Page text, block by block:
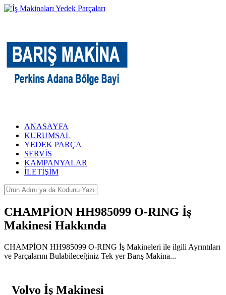
ANASAYFA
KURUMSAL
YEDEK PARÇA
SERVİS
KAMPANYALAR
İLETİŞİM
CHAMPİON HH985099 O-RING İş
Makinesi Hakkında
CHAMPİON HH985099 O-RING İş Makineleri ile ilgili Ayrıntıları
ve Parçalarını Bulabileceğiniz Tek yer Barış Makina...
Volvo İş Makinesi